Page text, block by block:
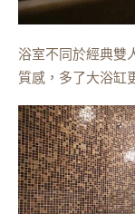
浴室不同於經典雙
質感，多了大浴缸